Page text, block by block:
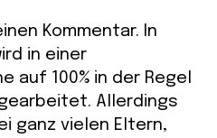
Kommentar. In
in einer
auf 100% in der Regel
Allerdings
ganz vielen Eltern,